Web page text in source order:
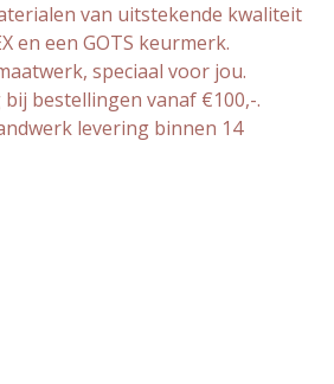
van uitstekende kwaliteit
en een GOTS keurmerk.
speciaal voor jou.
bestellingen vanaf €100,-.
levering binnen 14